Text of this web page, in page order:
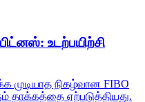
உடற்பயிற்சி